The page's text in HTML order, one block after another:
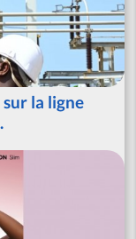
la ligne